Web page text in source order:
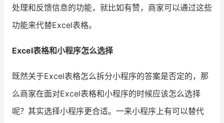
有赞云 数据通服务
处理和反馈信息的功能，就比如有赞，商家可以通过这些
功能来代替Excel表格。
Excel表格和小程序怎么选择
既然关于Excel表格怎么拆分小程序的答案是否定的，那
么商家在面对Excel表格和小程序的时候应该怎么选择
呢？其实选择小程序更合适。一来小程序上有可以替代